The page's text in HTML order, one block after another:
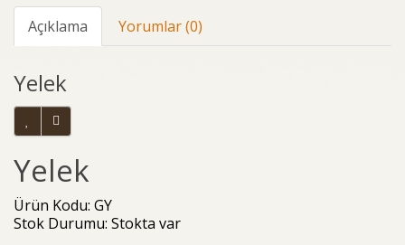
Açıklama Yorumlar (0)
Yelek
Yelek
Ürün Kodu: GY
Stok Durumu: Stokta var